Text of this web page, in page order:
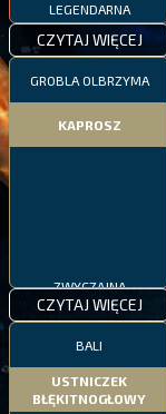
LEGENDARNA
CZYTAJ WIĘCEJ
GROBLA OLBRZYMA
KAPROSZ
CZYTAJ WIĘCEJ
BALI
USTNICZEK
BŁĘKITNOGŁOWY